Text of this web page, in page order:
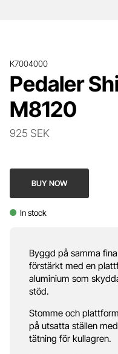
K7004000
Pedaler
M8120
925 SEK
BUY NOW
In stock
Byggd på samma
förstärkt med en
aluminium som
stöd.
Stomme och
på utsatta ställen
tätning för kullagren.